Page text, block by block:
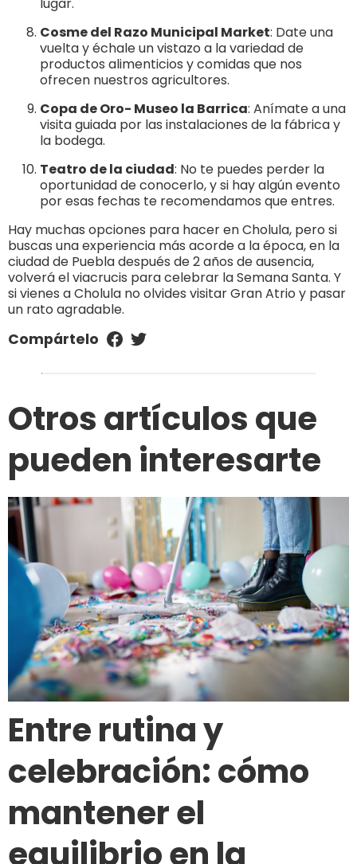
Cosme del Razo Municipal Market: Date una
vuelta y échale un vistazo a la variedad de
productos alimenticios y comidas que nos
ofrecen nuestros agricultores.
Copa de Oro- Museo la Barrica: Anímate a una
visita guiada por las instalaciones de la fábrica y
la bodega.
Teatro de la ciudad: No te puedes perder la
oportunidad de conocerlo, y si hay algún evento
por esas fechas te recomendamos que entres.
Hay muchas opciones para hacer en Cholula, pero si
buscas una experiencia más acorde a la época, en la
ciudad de Puebla después de 2 años de ausencia,
volverá el viacrucis para celebrar la Semana Santa. Y
si vienes a Cholula no olvides visitar Gran Atrio y pasar
un rato agradable.
Compártelo
Otros artículos que
pueden interesarte
Entre rutina y
celebración: cómo
mantener el
equilibrio en la